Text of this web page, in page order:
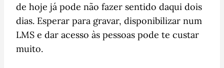
de hoje já pode não fazer sentido daqui dois
dias. Esperar para gravar, disponibilizar num
LMS e dar acesso às pessoas pode te custar
muito.